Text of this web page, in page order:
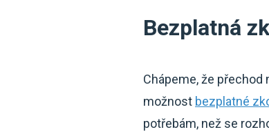
Bezplatná
Chápeme, že
možnost bezplatné
potřebám, než se